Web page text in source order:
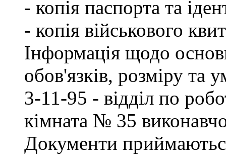
- копія паспорта та
- копія військового
Інформація щодо
обов'язків, розміру та
3-11-95 - відділ по
кімната № 35
Документи